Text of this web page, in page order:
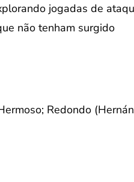
jogadas de
não tenham surgido
Redondo